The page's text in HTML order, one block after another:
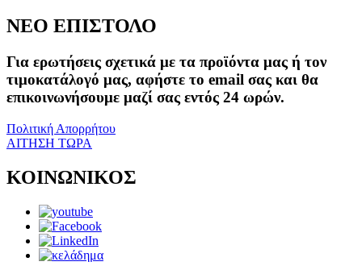
ΝΕΟ ΕΠΙΣΤΟΛΟ
Για ερωτήσεις σχετικά με τα προϊόντα μας ή τον
τιμοκατάλογό μας, αφήστε το email σας και θα
επικοινωνήσουμε μαζί σας εντός 24 ωρών.
Πολιτική Απορρήτου
ΑΙΤΗΣΗ ΤΩΡΑ
ΚΟΙΝΩΝΙΚΟΣ